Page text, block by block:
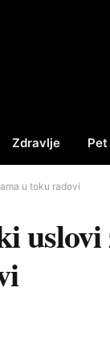
Zdravlje
u toku radovi